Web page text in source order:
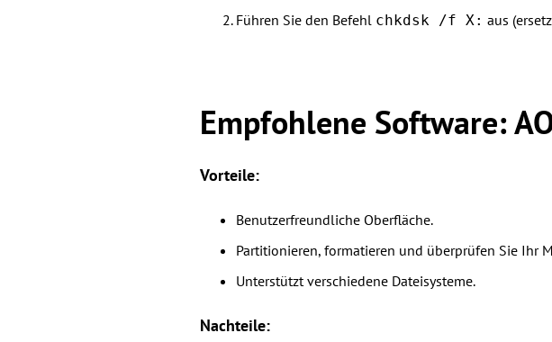
Führen Sie den Befehl chkdsk /f X: aus
Empfohlene Software:
Vorteile:
Benutzerfreundliche Oberfläche.
Partitionieren, formatieren und überprüfen Sie Ihr
Unterstützt verschiedene Dateisysteme.
Nachteile: